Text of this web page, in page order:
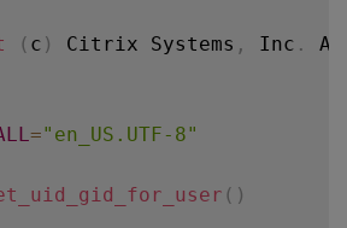
( c ) Citrix Systems , Inc .
="en_US.UTF-8"
( )